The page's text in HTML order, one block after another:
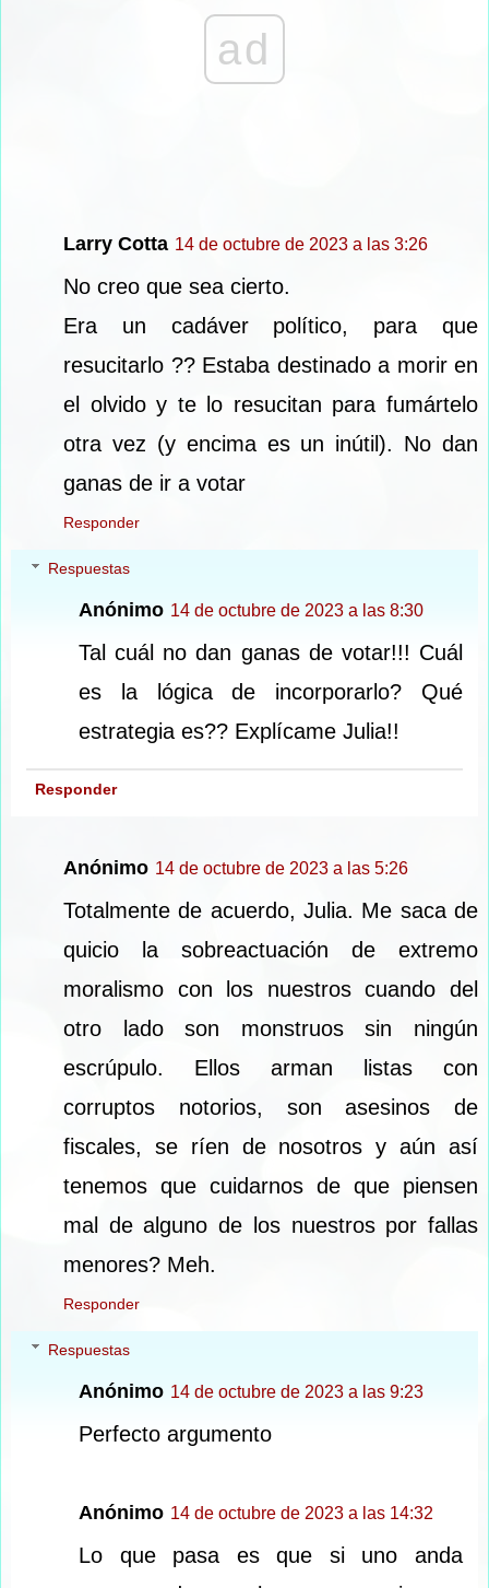
ad
Larry Cotta 14 de octubre de 2023 a las 3:26
No creo que sea cierto.
Era un cadáver político, para que
resucitarlo ?? Estaba destinado a morir en
el olvido y te lo resucitan para fumártelo
otra vez (y encima es un inútil). No dan
ganas de ir a votar
Responder
Respuestas
Anónimo 14 de octubre de 2023 a las 8:30
Tal cuál no dan ganas de votar!!! Cuál
es la lógica de incorporarlo? Qué
estrategia es?? Explícame Julia!!
Responder
Anónimo 14 de octubre de 2023 a las 5:26
Totalmente de acuerdo, Julia. Me saca de
quicio la sobreactuación de extremo
moralismo con los nuestros cuando del
otro lado son monstruos sin ningún
escrúpulo. Ellos arman listas con
corruptos notorios, son asesinos de
fiscales, se ríen de nosotros y aún así
tenemos que cuidarnos de que piensen
mal de alguno de los nuestros por fallas
menores? Meh.
Responder
Respuestas
Anónimo 14 de octubre de 2023 a las 9:23
Perfecto argumento
Anónimo 14 de octubre de 2023 a las 14:32
Lo que pasa es que si uno anda